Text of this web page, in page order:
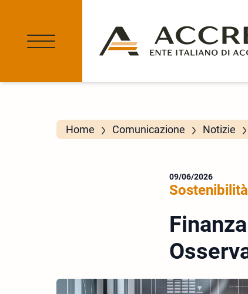
Home Comunicazione Notizie
09/06/2026
Sostenibilità